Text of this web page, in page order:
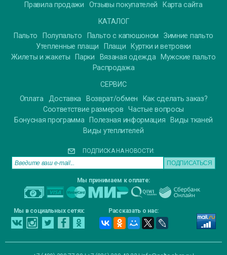
Правила продажи
Отзывы покупателей
Карта сайта
КАТАЛОГ
Пальто
Полупальто Пальто с капюшоном
Зимние пальто
Утепленные плащи
Плащи
Куртки и ветровки
Жилеты и жакеты
Парки Вязаная одежда
Мужские пальто
Распродажа
СЕРВИС
Оплата Доставка Возврат/обмен
Как сделать заказ?
Соответствие размеров
Частые вопросы
Бонусная программа
Полезная информация
Виды тканей
Виды утеплителей
ПОДПИСКА НА НОВОСТИ:
Мы принимаем к оплате:
Мы в социальных сетях: Рассказать о нас: